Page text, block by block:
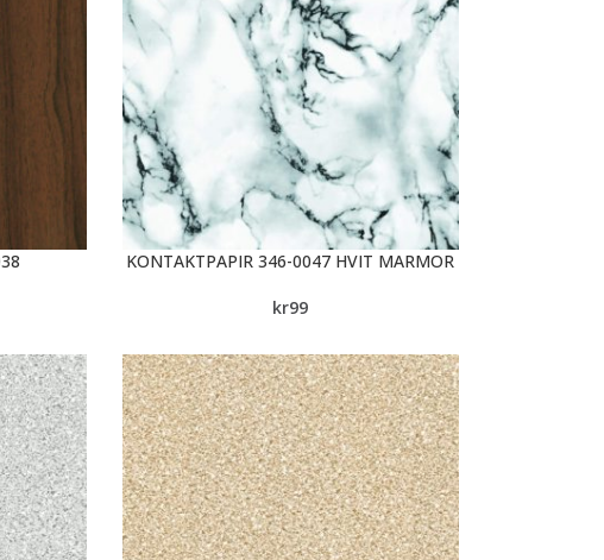
KONTAKTPAPIR 346-0047 HVIT MARMOR
kr99